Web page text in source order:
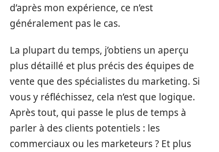
d’après mon expérience, ce n’est
généralement pas le cas.
La plupart du temps, j’obtiens un aperçu
plus détaillé et plus précis des équipes de
vente que des spécialistes du marketing. Si
vous y réfléchissez, cela n’est que logique.
Après tout, qui passe le plus de temps à
parler à des clients potentiels : les
commerciaux ou les marketeurs ? Et plus